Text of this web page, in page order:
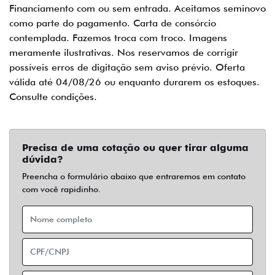
Financiamento com ou sem entrada. Aceitamos seminovo
como parte do pagamento. Carta de consórcio
contemplada. Fazemos troca com troco. Imagens
meramente ilustrativas. Nos reservamos de corrigir
possíveis erros de digitação sem aviso prévio. Oferta
válida até 04/08/26 ou enquanto durarem os estoques.
Consulte condições.
Precisa de uma cotação ou quer tirar alguma
dúvida?
Preencha o formulário abaixo que entraremos em contato
com você rapidinho.